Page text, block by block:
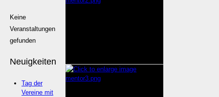
Keine
Veranstaltungen
gefunden
Neuigkeiten
Tag der
Vereine mit